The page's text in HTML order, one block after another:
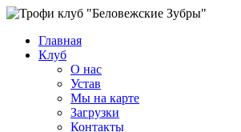
Главная
Клуб
О нас
Устав
Мы на карте
Загрузки
Контакты